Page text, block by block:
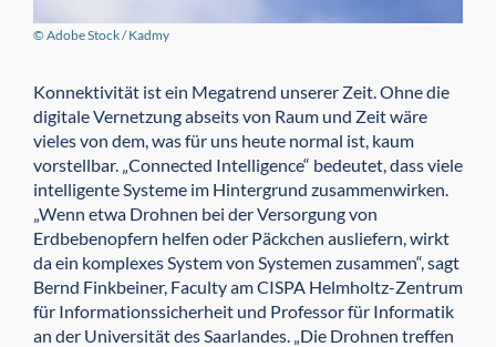
© Adobe Stock / Kadmy
Konnektivität ist ein Megatrend unserer Zeit. Ohne die
digitale Vernetzung abseits von Raum und Zeit wäre
vieles von dem, was für uns heute normal ist, kaum
vorstellbar. „Connected Intelligence“ bedeutet, dass viele
intelligente Systeme im Hintergrund zusammenwirken.
„Wenn etwa Drohnen bei der Versorgung von
Erdbebenopfern helfen oder Päckchen ausliefern, wirkt
da ein komplexes System von Systemen zusammen“, sagt
Bernd Finkbeiner, Faculty am CISPA Helmholtz-Zentrum
für Informations­sicherheit und Professor für Informatik
an der Universität des Saarlandes. „Die Drohnen treffen